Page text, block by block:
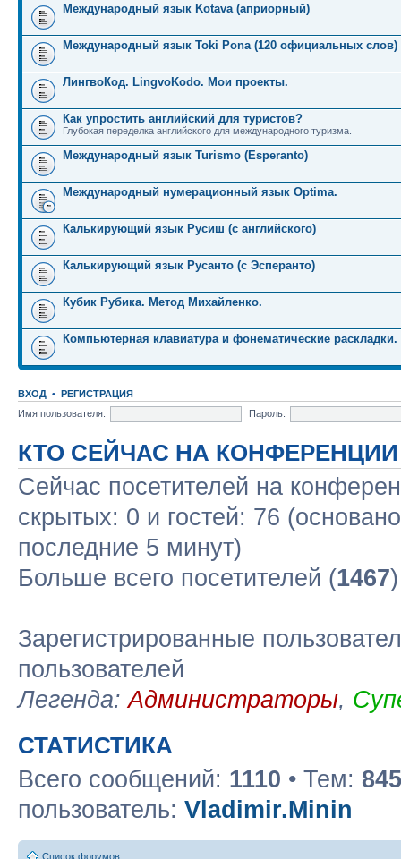
Международный язык Kotava (априорный)
Международный язык Toki Pona (120 официальных слов)
ЛингвоКод. LingvoKodo. Мои проекты.
Как упростить английский для туристов?
Глубокая переделка английского для международного туризма.
Международный язык Turismo (Esperanto)
Международный нумерационный язык Optima.
Калькирующий язык Русиш (с английского)
Калькирующий язык Русанто (с Эсперанто)
Кубик Рубика. Метод Михайленко.
Компьютерная клавиатура и фонематические раскладки.
ВХОД • РЕГИСТРАЦИЯ
Имя пользователя:
Пароль:
КТО СЕЙЧАС НА КОНФЕРЕНЦИИ
Сейчас посетителей на
скрытых: 0 и гостей: 76
последние 5 минут)
Больше всего посетителей (1467
Зарегистрированные
пользователей
Легенда:Администраторы,
СТАТИСТИКА
Всего сообщений: 1110 • Тем: 845
пользователь: Vladimir.Minin
Список форумов